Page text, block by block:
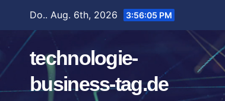
springen
Do.. Aug. 6th, 2026 3:56:05 PM
technologie-
business-tag.de